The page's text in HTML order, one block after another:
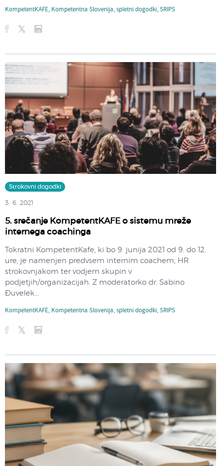
KompetentKAFE, Kompetentna Slovenija,spletni dogodki,SRIPS
Strokovni dogodki
3. 6. 2021
5. srečanje KompetentKAFE o sistemu mreže
internega coachinga
Tokratni KompetentKafe, ki bo 9. junija 2021 od 9. do 12.
ure, je namenjen predvsem internim coachem, HR
strokovnjakom ter vodjem skupin v
podjetjih/organizacijah. Z moderatorko dr. Sabino
Đuvelek...
KompetentKAFE, Kompetentna Slovenija,spletni dogodki,SRIPS